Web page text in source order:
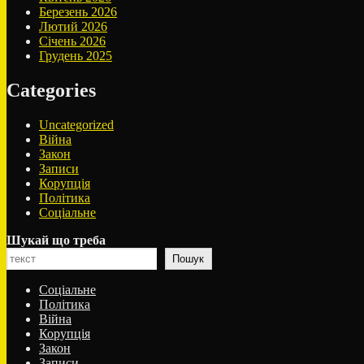
Березень 2026
Лютий 2026
Січень 2026
Грудень 2025
Categories
Uncategorized
Війна
Закон
Записи
Корупція
Політика
Соціальне
Шукай що треба
Пошук
Соціальне
Політика
Війна
Корупція
Закон